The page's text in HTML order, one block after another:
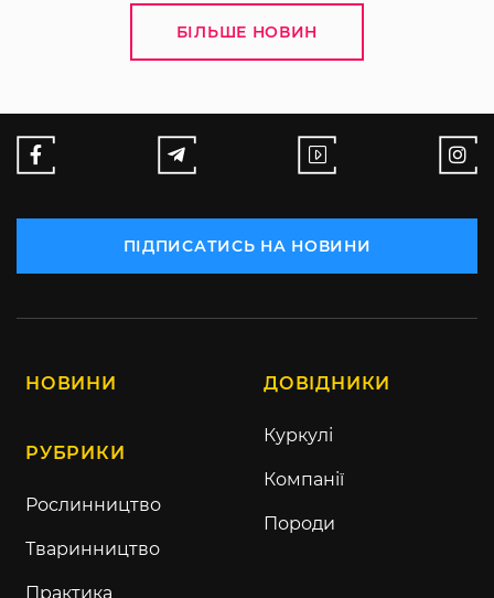
БІЛЬШЕ НОВИН
ПІДПИСАТИСЬ НА НОВИНИ
НОВИНИ
РУБРИКИ
Рослинництво
Тваринництво
Практика
ДОВІДНИКИ
Куркулі
Компанії
Породи